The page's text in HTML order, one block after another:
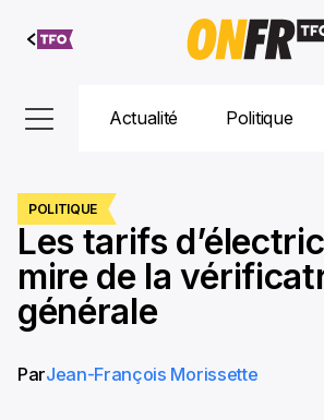
Aller au
contenu
Actualité Politique
POLITIQUE
Les tarifs
mire de la
générale
ParJean-François Morissette